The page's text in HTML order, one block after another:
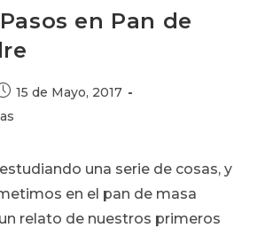
en Pan de
15 de Mayo, 2017
una serie de cosas, y
en el pan de masa
relato de nuestros primeros